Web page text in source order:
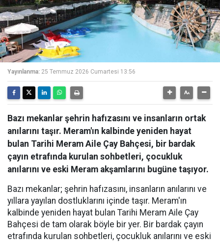
Yayınlanma: 25 Temmuz 2026 Cumartesi 13:56
Bazı mekanlar şehrin hafızasını ve insanların ortak
anılarını taşır. Meram'ın kalbinde yeniden hayat
bulan Tarihi Meram Aile Çay Bahçesi, bir bardak
çayın etrafında kurulan sohbetleri, çocukluk
anılarını ve eski Meram akşamlarını bugüne taşıyor.
Bazı mekanlar; şehrin hafızasını, insanların anılarını ve
yıllara yayılan dostluklarını içinde taşır. Meram'ın
kalbinde yeniden hayat bulan Tarihi Meram Aile Çay
Bahçesi de tam olarak böyle bir yer. Bir bardak çayın
etrafında kurulan sohbetleri, çocukluk anılarını ve eski